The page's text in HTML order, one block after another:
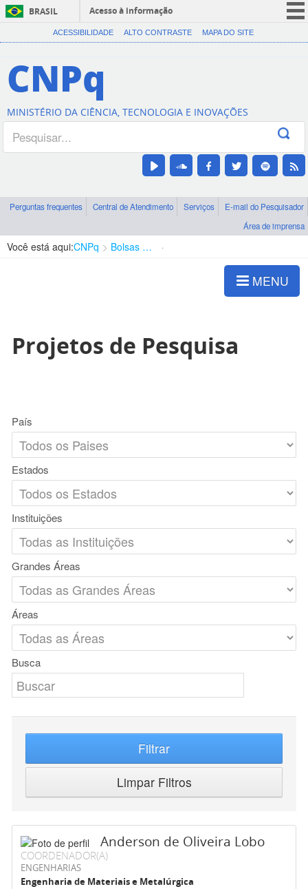
BRASIL
Acesso à informação
CORONAVÍRUS (COVID-19)
Canais
ACESSIBILIDADE ALTO CONTRASTE MAPA DO SITE
CNPq
MINISTÉRIO DA CIÊNCIA, TECNOLOGIA E INOVAÇÕES
Perguntas frequentes Central de Atendimento Serviços
E-mail do Pesquisador
Área de imprensa
Você está aqui:CNPq Bolsas e Auxílios Vigentes
MENU
Projetos de Pesquisa
País
Estados
Instituições
Grandes Áreas
Áreas
Busca
Filtrar
Limpar Filtros
Anderson de Oliveira Lobo
COORDENADOR(A)
ENGENHARIAS
Engenharia de Materiais e Metalúrgica